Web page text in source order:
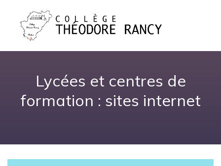
Lycées et centres de
formation : sites internet